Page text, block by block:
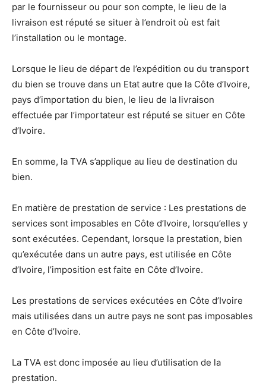
par le fournisseur ou pour son compte, le lieu de la
livraison est réputé se situer à l’endroit où est fait
l’installation ou le montage.
Lorsque le lieu de départ de l’expédition ou du transport
du bien se trouve dans un Etat autre que la Côte d’Ivoire,
pays d’importation du bien, le lieu de la livraison
effectuée par l’importateur est réputé se situer en Côte
d’Ivoire.
En somme, la TVA s’applique au lieu de destination du
bien.
En matière de prestation de service : Les prestations de
services sont imposables en Côte d’Ivoire, lorsqu’elles y
sont exécutées. Cependant, lorsque la prestation, bien
qu’exécutée dans un autre pays, est utilisée en Côte
d’Ivoire, l’imposition est faite en Côte d’Ivoire.
Les prestations de services exécutées en Côte d’Ivoire
mais utilisées dans un autre pays ne sont pas imposables
en Côte d’Ivoire.
La TVA est donc imposée au lieu d’utilisation de la
prestation.